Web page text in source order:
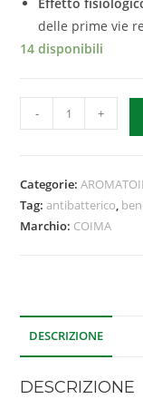
Effetto
delle prime vie
14 disponibili
- +
Categorie:
Tag:antibatterico,
Marchio: COIMA
DESCRIZIONE
DESCRIZIONE